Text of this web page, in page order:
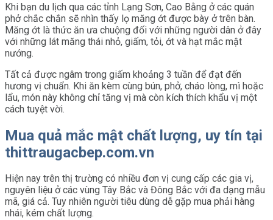
Khi bạn du lịch qua các tỉnh Lạng Sơn, Cao Bằng ở các quán
phở chắc chắn sẽ nhìn thấy lọ măng ớt được bày ở trên bàn.
Măng ớt là thức ăn ưa chuộng đối với những người dân ở đây
với những lát măng thái nhỏ, giấm, tỏi, ớt và hạt mắc mật
nướng.
Tất cả được ngâm trong giấm khoảng 3 tuần để đạt đến
hương vị chuẩn. Khi ăn kèm cùng bún, phở, cháo lòng, mì hoặc
lẩu, món này không chỉ tăng vị mà còn kích thích khẩu vị một
cách tuyệt vời.
Mua quả mắc mật chất lượng, uy tín tại
thittraugacbep.com.vn
Hiện nay trên thị trường có nhiều đơn vị cung cấp các gia vị,
nguyên liệu ở các vùng Tây Bắc và Đông Bắc với đa dạng mẫu
mã, giá cả. Tuy nhiên người tiêu dùng dễ gặp mua phải hàng
nhái, kém chất lượng.